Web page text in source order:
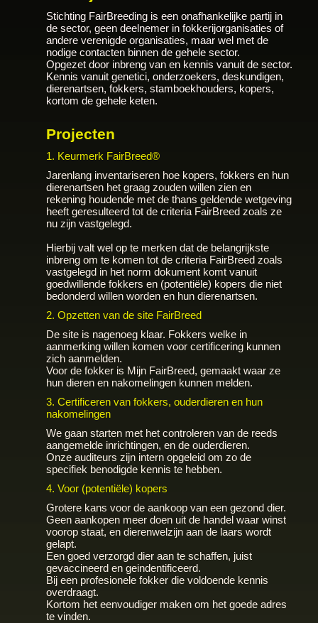
Stichting FairBreeding is een onafhankelijke partij in
de sector, geen deelnemer in fokkerijorganisaties of
andere verenigde organisaties, maar wel met de
nodige contacten binnen de gehele sector.
Opgezet door inbreng van en kennis vanuit de sector.
Kennis vanuit genetici, onderzoekers, deskundigen,
dierenartsen, fokkers, stamboekhouders, kopers,
kortom de gehele keten.
Projecten
1. Keurmerk FairBreed®
Jarenlang inventariseren hoe kopers, fokkers en hun
dierenartsen het graag zouden willen zien en
rekening houdende met de thans geldende wetgeving
heeft geresulteerd tot de criteria FairBreed zoals ze
nu zijn vastgelegd.
Hierbij valt wel op te merken dat de belangrijkste
inbreng om te komen tot de criteria FairBreed zoals
vastgelegd in het norm dokument komt vanuit
goedwillende fokkers en (potentiële) kopers die niet
bedonderd willen worden en hun dierenartsen.
2. Opzetten van de site FairBreed
De site is nagenoeg klaar. Fokkers welke in
aanmerking willen komen voor certificering kunnen
zich aanmelden.
Voor de fokker is Mijn FairBreed, gemaakt waar ze
hun dieren en nakomelingen kunnen melden.
3. Certificeren van fokkers, ouderdieren en hun
nakomelingen
We gaan starten met het controleren van de reeds
aangemelde inrichtingen, en de ouderdieren.
Onze auditeurs zijn intern opgeleid om zo de
specifiek benodigde kennis te hebben.
4. Voor (potentiële) kopers
Grotere kans voor de aankoop van een gezond dier.
Geen aankopen meer doen uit de handel waar winst
voorop staat, en dierenwelzijn aan de laars wordt
gelapt.
Een goed verzorgd dier aan te schaffen, juist
gevaccineerd en geindentificeerd.
Bij een profesionele fokker die voldoende kennis
overdraagt.
Kortom het eenvoudiger maken om het goede adres
te vinden.